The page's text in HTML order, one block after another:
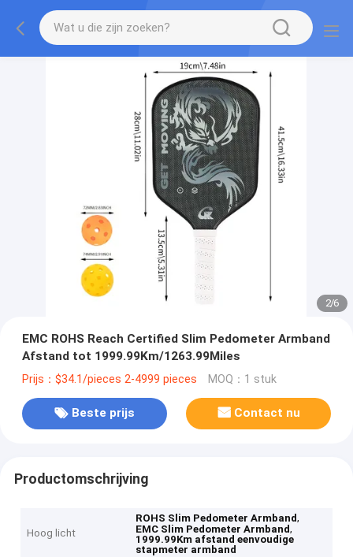
2/6
EMC ROHS Reach Certified Slim Pedometer Armband
Afstand tot 1999.99Km/1263.99Miles
Prijs：$34.1/pieces 2-4999 pieces MOQ：1 stuk
Beste prijs Contact nu
Productomschrijving
Hoog licht
ROHS Slim Pedometer Armband,
EMC Slim Pedometer Armband,
1999.99Km afstand eenvoudige
stapmeter armband